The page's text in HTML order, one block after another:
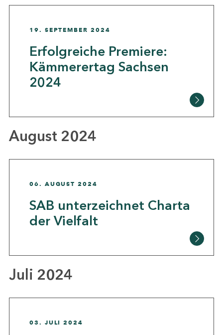
19. SEPTEMBER 2024
Erfolgreiche Premiere:
Kämmerertag Sachsen
2024
August 2024
06. AUGUST 2024
SAB unterzeichnet Charta
der Vielfalt
Juli 2024
03. JULI 2024